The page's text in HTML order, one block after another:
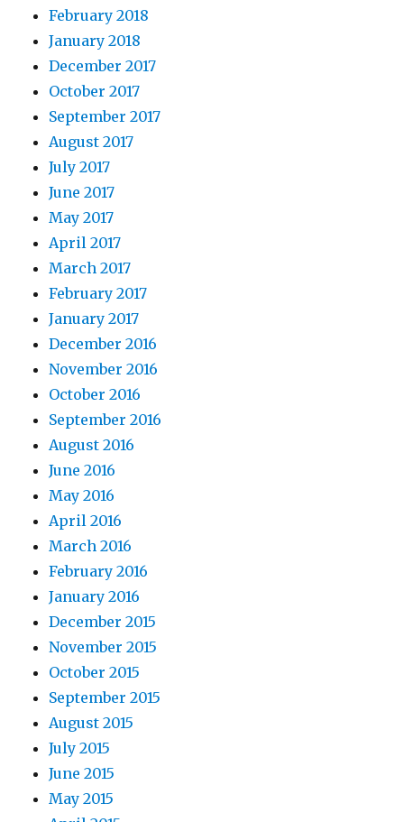
February 2018
January 2018
December 2017
October 2017
September 2017
August 2017
July 2017
June 2017
May 2017
April 2017
March 2017
February 2017
January 2017
December 2016
November 2016
October 2016
September 2016
August 2016
June 2016
May 2016
April 2016
March 2016
February 2016
January 2016
December 2015
November 2015
October 2015
September 2015
August 2015
July 2015
June 2015
May 2015